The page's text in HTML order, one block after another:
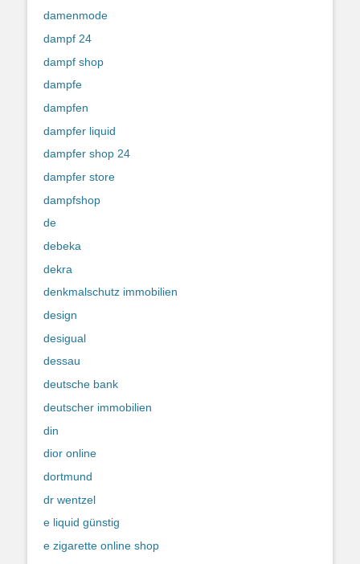
damenmode
dampf 24
dampf shop
dampfe
dampfen
dampfer liquid
dampfer shop 24
dampfer store
dampfshop
de
debeka
dekra
denkmalschutz immobilien
design
desigual
dessau
deutsche bank
deutscher immobilien
din
dior online
dortmund
dr wentzel
e liquid günstig
e zigarette online shop